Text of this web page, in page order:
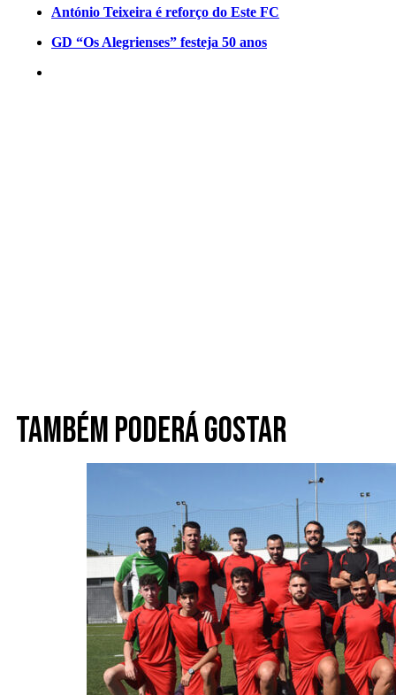
António Teixeira é reforço do Este FC
GD “Os Alegrienses” festeja 50 anos
Também poderá gostar